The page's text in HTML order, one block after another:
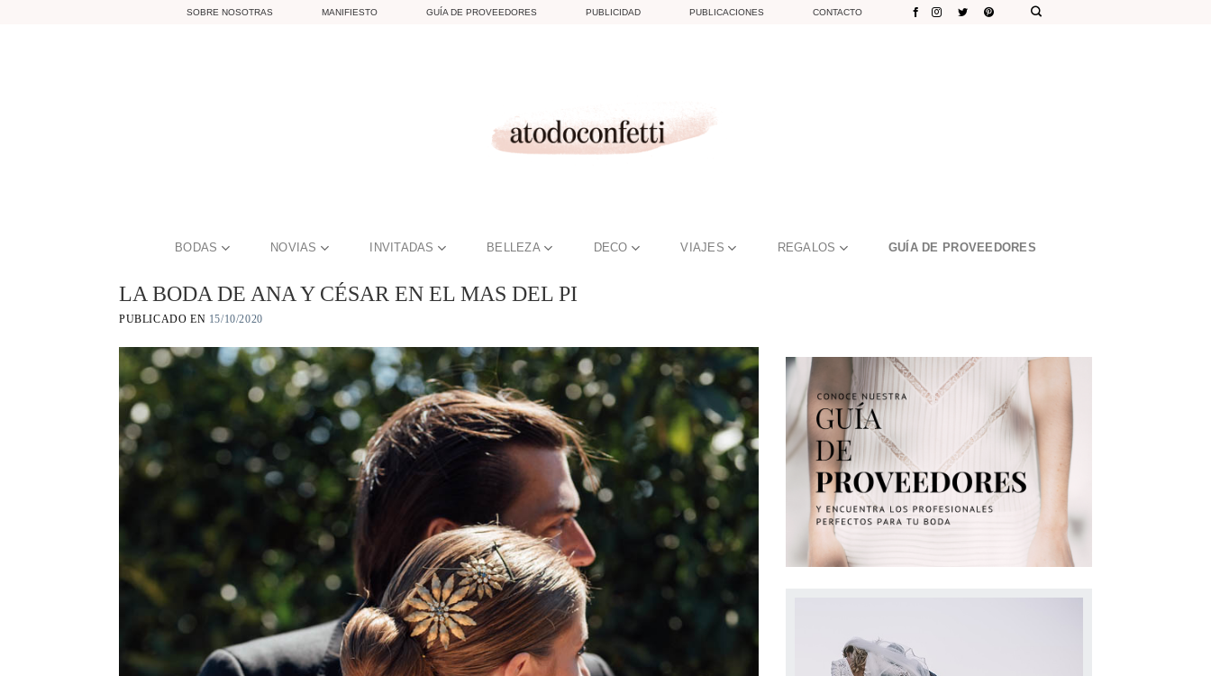
SOBRE NOSOTRAS MANIFIESTO GUÍA DE PROVEEDORES PUBLICIDAD PUBLICACIONES CONTACTO
BODAS NOVIAS INVITADAS BELLEZA DECO VIAJES REGALOS GUÍA DE PROVEEDORES
LA BODA DE ANA Y CÉSAR EN EL MAS DEL PI
PUBLICADO EN 15/10/2020